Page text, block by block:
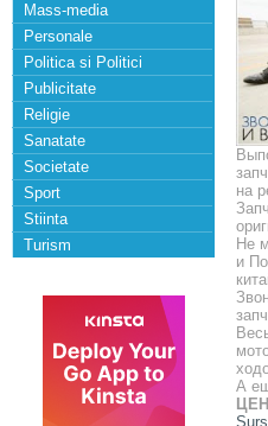
Mass-media
Personale
Politica si Politici
Publicitate
Religie
Sanatate
Societate
Sport
Stiinta
Turism
на
Не
и
А